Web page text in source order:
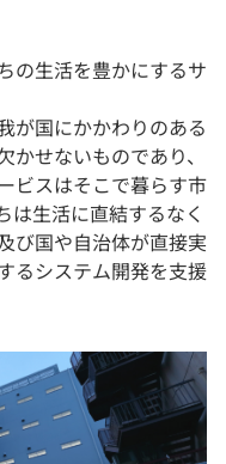
の生活を豊かにするサ
が国にかかわりのある
せないものであり、
ビスはそこで暮らす市
は生活に直結するなく
び国や自治体が直接実
るシステム開発を支援